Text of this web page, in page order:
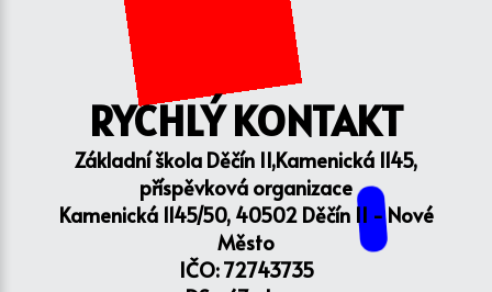
RYCHLÝ KONTAKT
Základní škola Děčín II,Kamenická 1145,
příspěvková organizace
Kamenická 1145/50, 40502 Děčín II - Nové
Město
IČO: 72743735